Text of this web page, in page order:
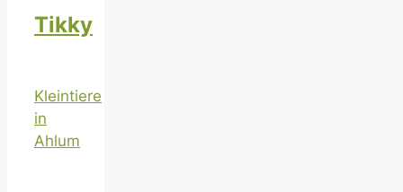
Tikky
Kleintiere
in
Ahlum